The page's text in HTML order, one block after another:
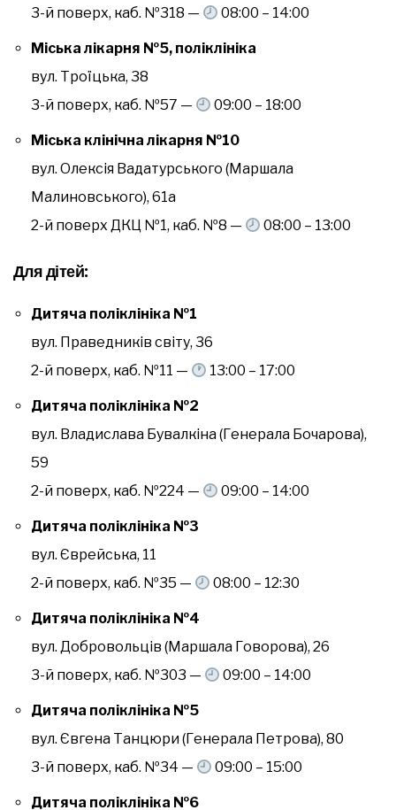
3-й поверх, каб. №318 —
08:00 – 14:00
Міська лікарня №5, поліклініка
вул. Троїцька, 38
3-й поверх, каб. №57 —
09:00 – 18:00
Міська клінічна лікарня №10
вул. Олексія Вадатурського (Маршала
Малиновського), 61а
2-й поверх ДКЦ №1, каб. №8 —
08:00 – 13:00
Для дітей:
Дитяча поліклініка №1
вул. Праведників світу, 36
2-й поверх, каб. №11 —
13:00 – 17:00
Дитяча поліклініка №2
вул. Владислава Бувалкіна (Генерала Бочарова),
59
2-й поверх, каб. №224 —
09:00 – 14:00
Дитяча поліклініка №3
вул. Єврейська, 11
2-й поверх, каб. №35 —
08:00 – 12:30
Дитяча поліклініка №4
вул. Добровольців (Маршала Говорова), 26
3-й поверх, каб. №303 —
09:00 – 14:00
Дитяча поліклініка №5
вул. Євгена Танцюри (Генерала Петрова), 80
3-й поверх, каб. №34 —
09:00 – 15:00
Дитяча поліклініка №6